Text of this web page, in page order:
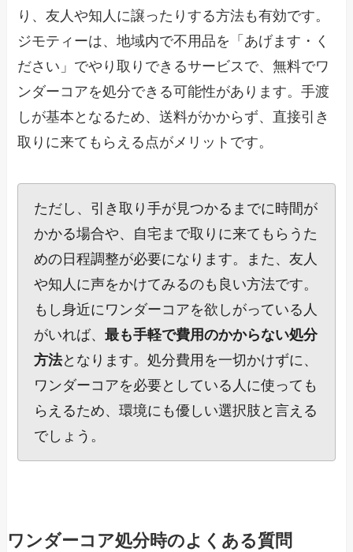
り、友人や知人に譲ったりする方法も有効です。
ジモティーは、地域内で不用品を「あげます・く
ださい」でやり取りできるサービスで、無料でワ
ンダーコアを処分できる可能性があります。手渡
しが基本となるため、送料がかからず、直接引き
取りに来てもらえる点がメリットです。
ただし、引き取り手が見つかるまでに時間が
かかる場合や、自宅まで取りに来てもらうた
めの日程調整が必要になります。また、友人
や知人に声をかけてみるのも良い方法です。
もし身近にワンダーコアを欲しがっている人
がいれば、最も手軽で費用のかからない処分
方法となります。処分費用を一切かけずに、
ワンダーコアを必要としている人に使っても
らえるため、環境にも優しい選択肢と言える
でしょう。
ワンダーコア処分時のよくある質問